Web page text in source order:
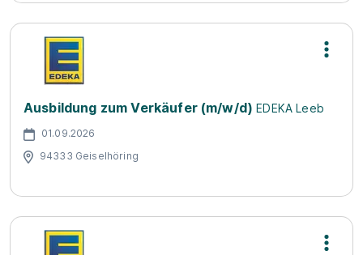
Ausbildung zum Verkäufer (m/w/d) EDEKA Leeb
01.09.2026
94333 Geiselhöring